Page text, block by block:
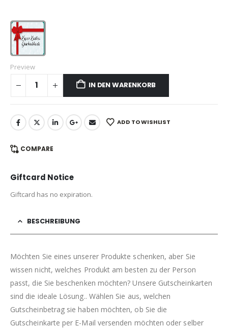
Preview
IN DEN WARENKORB
ADD TO WISHLIST
COMPARE
Giftcard Notice
Giftcard has no expiration.
BESCHREIBUNG
Möchten Sie eines unserer Produkte schenken, aber Sie
wissen nicht, welches Produkt am besten zu der Person
passt, die Sie beschenken möchten? Unsere Gutscheinkarten
sind die ideale Lösung.. Wählen Sie aus, welchen
Gutscheinbetrag sie haben möchten, ob Sie die
Gutscheinkarte per E-Mail versenden möchten oder selber